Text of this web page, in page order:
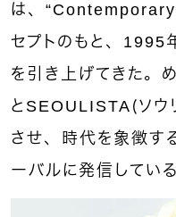
は、
セプトのもと、1995
を引き上げてきた。
とSEOULISTA（ソウ
させ、時代を象徴す
ーバルに発信している